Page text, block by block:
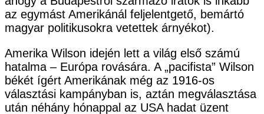
az egymást Amerikánál feljelentgető, bemártó
magyar politikusokra vetettek árnyékot).
Amerika Wilson idején lett a világ első számú
hatalma – Európa rovására. A „pacifista” Wilson
békét ígért Amerikának még az 1916-os
választási kampányban is, aztán megválasztása
után néhány hónappal az USA hadat üzent